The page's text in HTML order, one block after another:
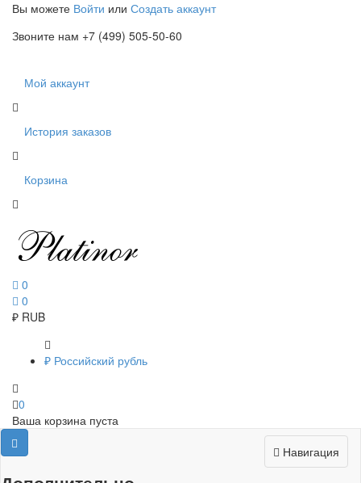
Вы можете Войти или Создать аккаунт
Звоните нам +7 (499) 505-50-60
Мой аккаунт
История заказов
Корзина
0
0
₽ RUB
₽ Российский рубль
0
Ваша корзина пуста
Навигация